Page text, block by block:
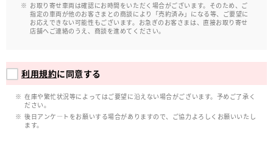
お取り寄せ車両は確認にお時間をいただく場合がございます。そのため、ご
指定の車両が他のお客さまとの商談により「売約済み」になる等、ご要望に
お応えできない可能性もございます。お急ぎのお客さまは、直接お取り寄せ
店舗へご連絡のうえ、商談を進めてください。
利用規約に同意する
在庫や繁忙状況等によってはご要望に沿えない場合がございます。予めご了承く
ださい。
後日アンケ―トをお願いする場合がありますので、ご協力よろしくお願いいたし
ます。